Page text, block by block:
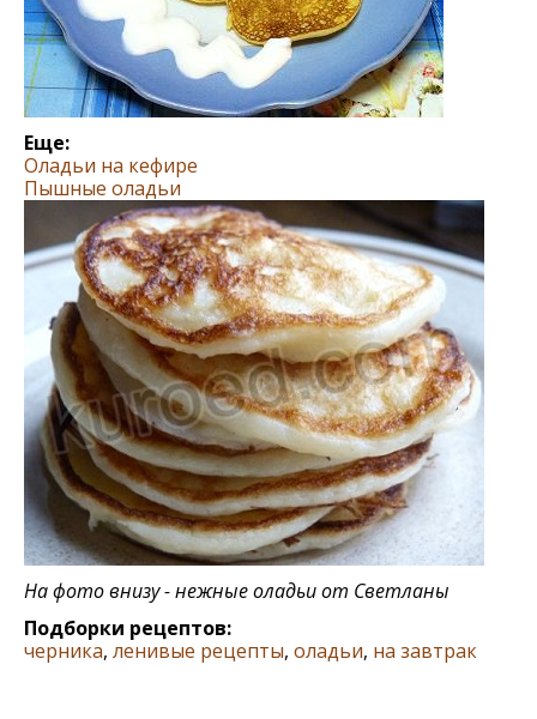
Еще:
Оладьи на кефире
Пышные оладьи
На фото внизу - нежные оладьи от Светланы
Подборки рецептов:
черника, ленивые рецепты, оладьи, на завтрак